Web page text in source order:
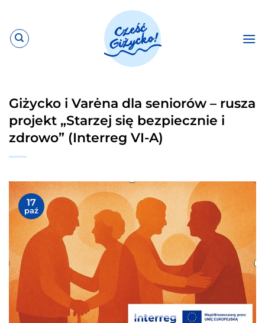
zawartości
Giżycko i Varėna dla seniorów – rusza
projekt „Starzej się bezpiecznie i
zdrowo” (Interreg VI-A)
17
paź